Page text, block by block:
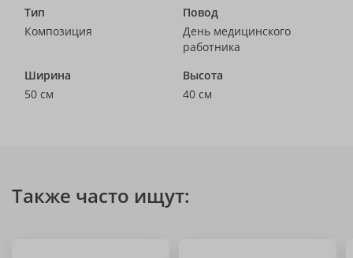
Тип
Композиция
Повод
День медицинского
работника
Ширина
50 см
Высота
40 см
Также часто ищут: